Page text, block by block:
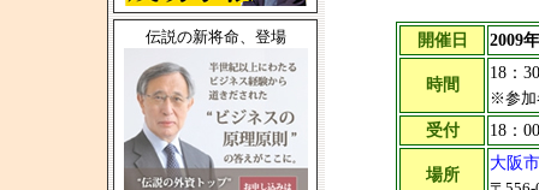
伝説の新将命、登場 開催日 2009
時間
18：
※参加
受付
18：
場所
大阪